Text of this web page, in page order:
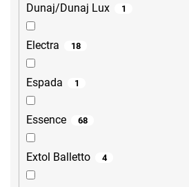
Dunaj/Dunaj Lux 1
Electra 18
Espada 1
Essence 68
Extol Balletto 4